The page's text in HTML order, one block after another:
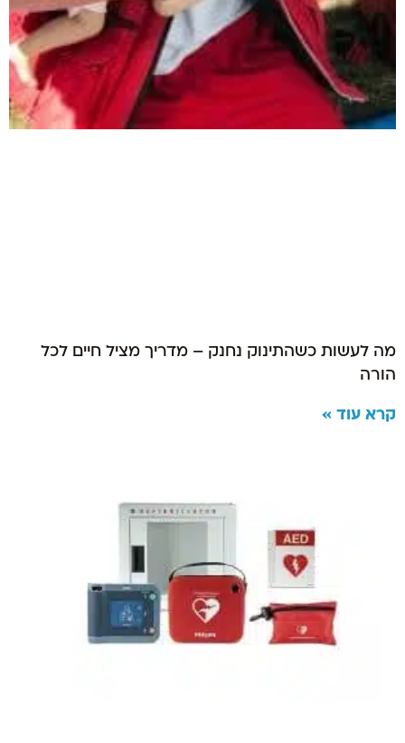
מה לעשות כשהתינוק נחנק – מדריך מציל חיים לכל
הורה
קרא עוד »